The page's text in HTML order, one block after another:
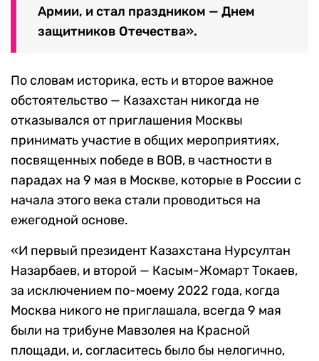
Армии, и стал праздником — Днем
защитников Отечества».
По словам историка, есть и второе важное
обстоятельство — Казахстан никогда не
отказывался от приглашения Москвы
принимать участие в общих мероприятиях,
посвященных победе в ВОВ, в частности в
парадах на 9 мая в Москве, которые в России с
начала этого века стали проводиться на
ежегодной основе.
«И первый президент Казахстана Нурсултан
Назарбаев, и второй — Касым-Жомарт Токаев,
за исключением по-моему 2022 года, когда
Москва никого не приглашала, всегда 9 мая
были на трибуне Мавзолея на Красной
площади, и, согласитесь было бы нелогично,